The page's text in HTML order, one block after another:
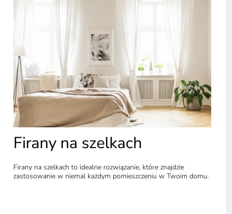
Firany na szelkach
Firany na szelkach to idealne rozwiązanie, które znajdzie
zastosowanie w niemal każdym pomieszczeniu w Twoim domu.